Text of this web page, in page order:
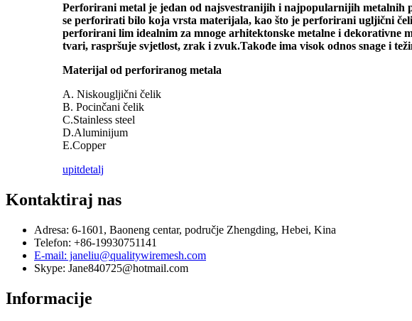
Perforirani metal je jedan od najsvestranijih i najpopularnijih metalnih
se perforirati bilo koja vrsta materijala, kao što je perforirani ugljični
perforirani lim idealnim za mnoge arhitektonske metalne i
tvari, raspršuje svjetlost, zrak i zvuk.Takođe ima visok odnos snage i
Materijal od perforiranog metala
A. Niskougljični čelik
B. Pocinčani čelik
C.Stainless steel
D.Aluminijum
E.Copper
upitdetalj
Kontaktiraj nas
Adresa: 6-1601, Baoneng centar, područje Zhengding, Hebei, Kina
Telefon: +86-19930751141
E-mail: janeliu@qualitywiremesh.com
Skype: Jane840725@hotmail.com
Informacije